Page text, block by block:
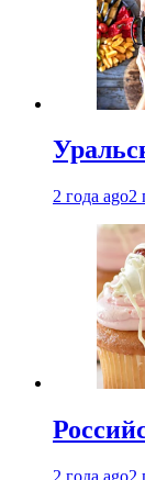
2 года ago2